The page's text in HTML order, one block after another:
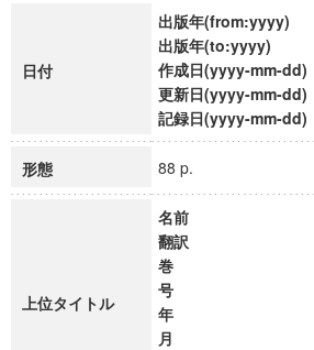
日付
出版年(from:yyyy)
出版年(to:yyyy)
作成日(yyyy-mm-dd)
更新日(yyyy-mm-dd)
記録日(yyyy-mm-dd)
形態 88 p.
上位タイトル
名前
翻訳
巻
号
年
月